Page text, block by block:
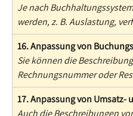
Je nach
werden, z. B. Auslastung,
16. Anpassung von
Sie können die
Rechnungsnummer oder
17. Anpassung von Umsatz-
Auch die Beschreibungen